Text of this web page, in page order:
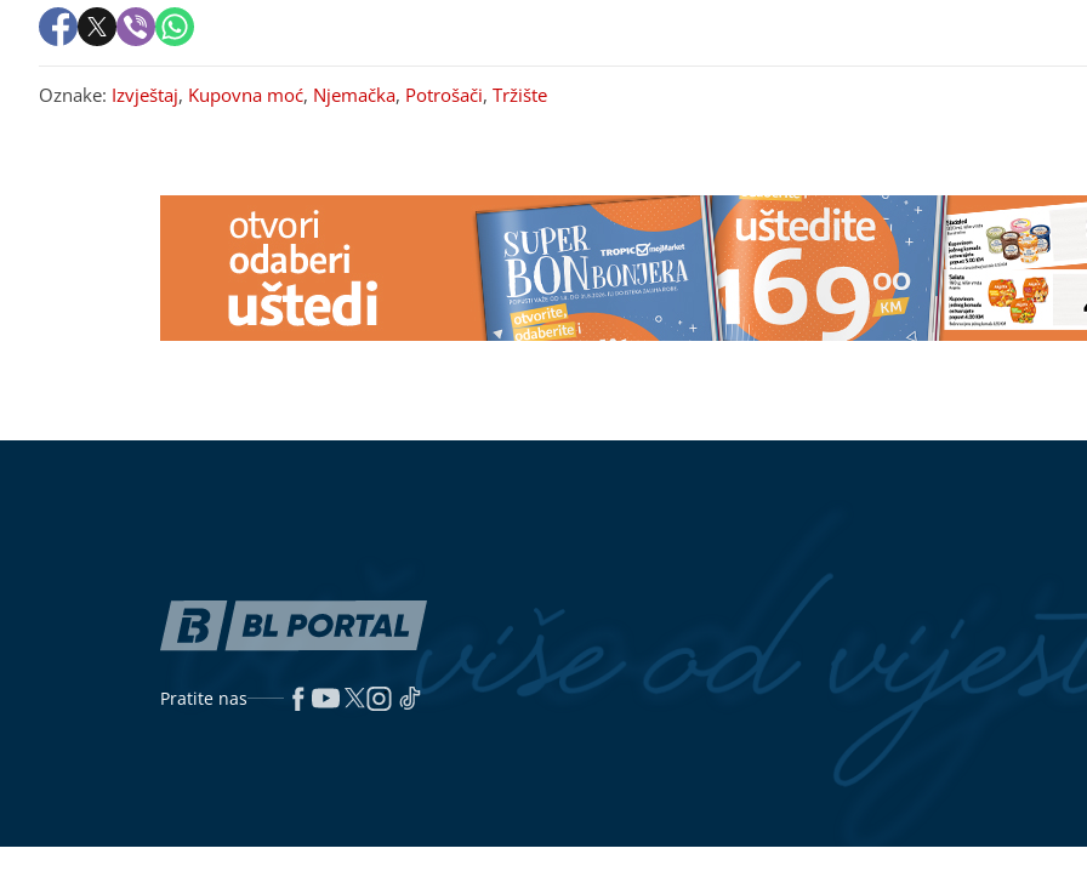
Oznake: Izvještaj, Kupovna moć, Njemačka, Potrošači, Tržište
Beogradu, na saslušanju iznio
puteva", zaposleni evakuišu
poslije incidenta na plaži
Viršle i kobasice pod lupom: Ove
namirnice mogu povećati rizik od
Emina Jahović pokradena u
Istanbulu, ostala bez garderobe
"ĆUTAO SAM PET GODINA"
Car otkrio sve o sukobu sa
Kristijanom Golubovićem